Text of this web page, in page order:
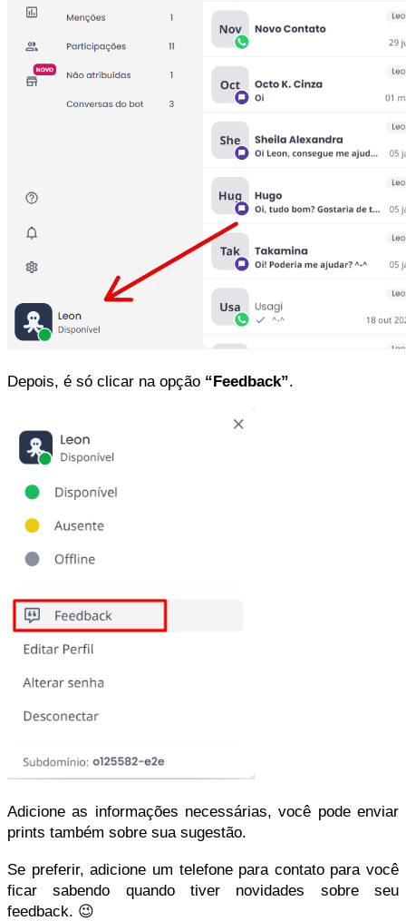
Depois, é só clicar na opção “Feedback”.
Adicione as informações necessárias, você pode enviar
prints também sobre sua sugestão.
Se preferir, adicione um telefone para contato para você
ficar sabendo quando tiver novidades sobre seu
feedback. 😉